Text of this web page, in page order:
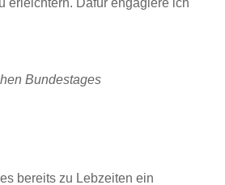
Bundestages
bereits zu Lebzeiten ein